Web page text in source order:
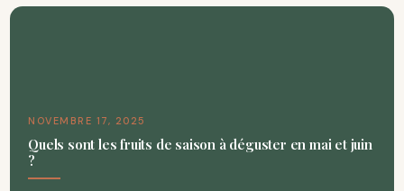
NOVEMBRE 17, 2025
Quels sont les fruits de saison à déguster en mai et juin
?